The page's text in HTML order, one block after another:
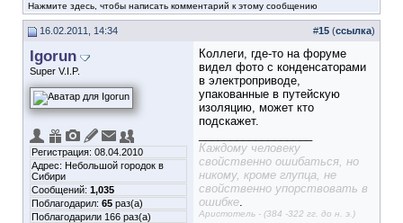
Нажмите здесь, чтобы написать комментарий к этому сообщению
16.02.2011, 14:34 #15 (ссылка)
Igorun
Super V.I.P.
Регистрация: 08.04.2010
Адрес: Небольшой городок в
Сибири
Сообщений: 1,035
Поблагодарил: 65 раз(а)
Поблагодарили 166 раз(а)
Коллеги, где-то на форуме
видел фото с конденсаторами
в электроприводе,
упакованные в путейскую
изоляцию, может кто
подскажет.
Каждому человеку
свойственно ошибаться, но
никому, кроме глупца, не
свойственно упорствовать в
ошибке.
Аристотель - (384 -322 гг. до н. э.)